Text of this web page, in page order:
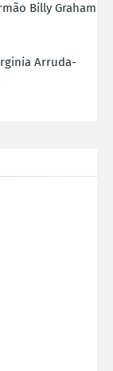
Billy Graham
Arruda-